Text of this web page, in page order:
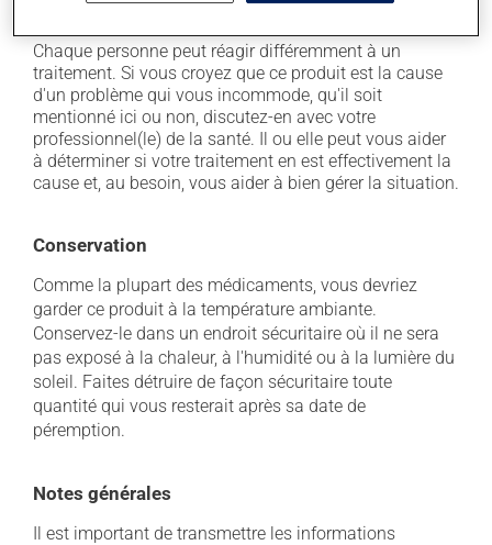
il peut causer une rougeur au visage.
Chaque personne peut réagir différemment à un
traitement. Si vous croyez que ce produit est la cause
d'un problème qui vous incommode, qu'il soit
mentionné ici ou non, discutez-en avec votre
professionnel(le) de la santé. Il ou elle peut vous aider
à déterminer si votre traitement en est effectivement la
cause et, au besoin, vous aider à bien gérer la situation.
Conservation
Comme la plupart des médicaments, vous devriez
garder ce produit à la température ambiante.
Conservez-le dans un endroit sécuritaire où il ne sera
pas exposé à la chaleur, à l'humidité ou à la lumière du
soleil. Faites détruire de façon sécuritaire toute
quantité qui vous resterait après sa date de
péremption.
Notes générales
Il est important de transmettre les informations